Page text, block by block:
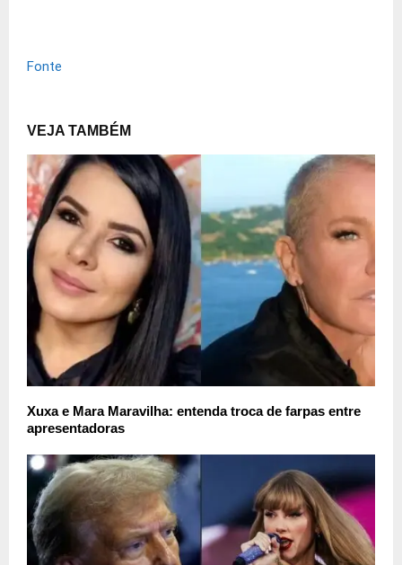
Fonte
VEJA TAMBÉM
Xuxa e Mara Maravilha: entenda troca de farpas entre
apresentadoras